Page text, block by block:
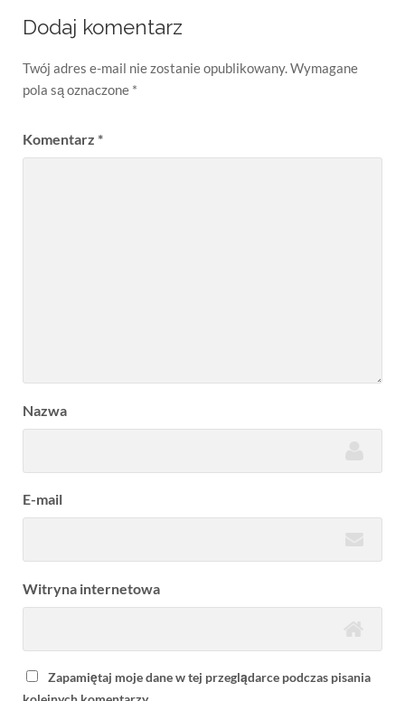
Dodaj komentarz
Twój adres e-mail nie zostanie opublikowany.Wymagane
pola są oznaczone *
Komentarz *
Nazwa
E-mail
Witryna internetowa
Zapamiętaj moje dane w tej przeglądarce podczas pisania